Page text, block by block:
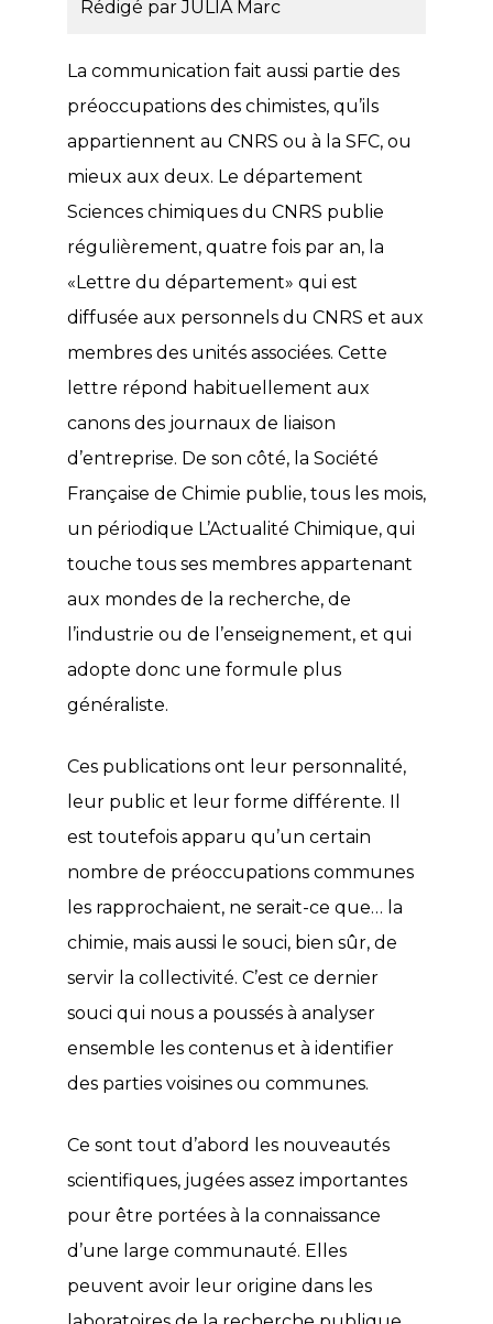
Rédigé parJULIA Marc
La communication fait aussi partie des
préoccupations des chimistes, qu’ils
appartiennent au CNRS ou à la SFC, ou
mieux aux deux. Le département
Sciences chimiques du CNRS publie
régulièrement, quatre fois par an, la
«Lettre du département» qui est
diffusée aux personnels du CNRS et aux
membres des unités associées. Cette
lettre répond habituellement aux
canons des journaux de liaison
d’entreprise. De son côté, la Société
Française de Chimie publie, tous les mois,
un périodique L’Actualité Chimique, qui
touche tous ses membres appartenant
aux mondes de la recherche, de
l’industrie ou de l’enseignement, et qui
adopte donc une formule plus
généraliste.
Ces publications ont leur personnalité,
leur public et leur forme différente. Il
est toutefois apparu qu’un certain
nombre de préoccupations communes
les rapprochaient, ne serait-ce que… la
chimie, mais aussi le souci, bien sûr, de
servir la collectivité. C’est ce dernier
souci qui nous a poussés à analyser
ensemble les contenus et à identifier
des parties voisines ou communes.
Ce sont tout d’abord les nouveautés
scientifiques, jugées assez importantes
pour être portées à la connaissance
d’une large communauté. Elles
peuvent avoir leur origine dans les